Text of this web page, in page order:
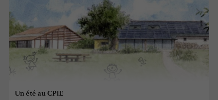
Un été au CPIE